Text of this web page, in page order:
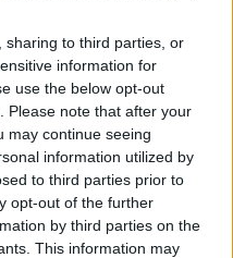
sharing to third parties, or
information for
use the below opt-out
Please note that after your
may continue seeing
information utilized by
to third parties prior to
opt-out of the further
by third parties on the
This information may